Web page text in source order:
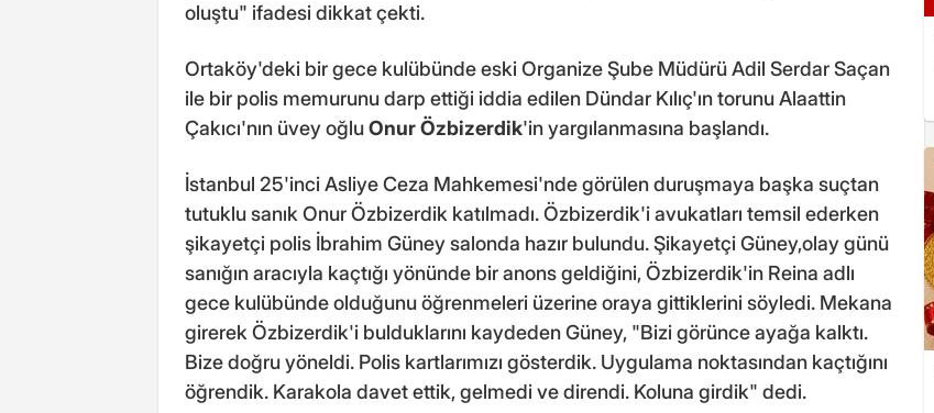
oluştu" ifadesi dikkat çekti.
Ortaköy'deki bir gece kulübünde eski Organize Şube Müdürü Adil Serdar Saçan
ile bir polis memurunu darp ettiği iddia edilen Dündar Kılıç'ın torunu Alaattin
Çakıcı'nın üvey oğluOnur Özbizerdik'in yargılanmasına başlandı.
İstanbul 25'inci Asliye Ceza Mahkemesi'nde görülen duruşmaya başka suçtan
tutuklu sanık Onur Özbizerdik katılmadı. Özbizerdik'i avukatları temsil ederken
şikayetçi polis İbrahim Güney salonda hazır bulundu. Şikayetçi Güney,olay günü
sanığın aracıyla kaçtığı yönünde bir anons geldiğini, Özbizerdik'in Reina adlı
gece kulübünde olduğunu öğrenmeleri üzerine oraya gittiklerini söyledi. Mekana
girerek Özbizerdik'i bulduklarını kaydeden Güney, "Bizi görünce ayağa kalktı.
Bize doğru yöneldi. Polis kartlarımızı gösterdik. Uygulama noktasından kaçtığını
öğrendik. Karakola davet ettik, gelmedi ve direndi. Koluna girdik" dedi.